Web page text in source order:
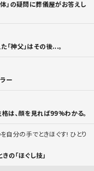
」の疑問に葬儀屋がお答えし
神父」はその後...。
ー
は、顔を見れば99%わかる。
自分の手でときほぐす! ひとり
の「ほぐし技」